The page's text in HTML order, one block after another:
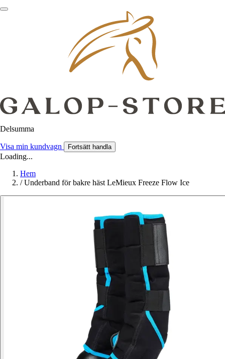
Delsumma
Visa min kundvagn Fortsätt handla
Loading...
Hem
/ Underband för bakre häst LeMieux Freeze Flow Ice